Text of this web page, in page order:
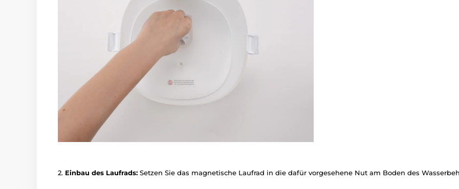
2. Einbau des Laufrads: Setzen Sie das magnetische Laufrad in die dafür vorgesehene Nut am Boden des